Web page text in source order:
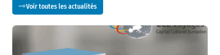
Voir toutes les actualités